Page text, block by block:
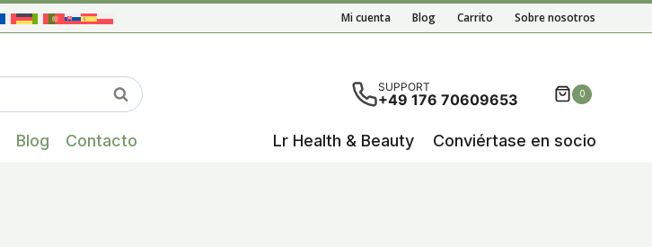
Mi cuenta Blog Carrito Sobre nosotros
BuscarCuando hay resultados autocompletados, puedes utilizar las
SUPPORT
+49 176 70609653 0
Blog Contacto Lr Health & Beauty Conviértase en socio